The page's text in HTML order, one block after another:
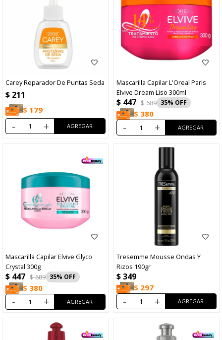
Carey Reparador De Puntas Seda
$ 211
$ 179
- +
Mascarilla Capilar L'Oreal Paris
Elvive Dream Liso 300ml
$ 447 $689 35
$ 380
- +
Mascarilla Capilar Elvive Glyco
Crystal 300g
$ 447 $689 35
$ 380
- +
Tresemme Mousse Ondas Y
Rizos 190gr
$349
$ 297
- +